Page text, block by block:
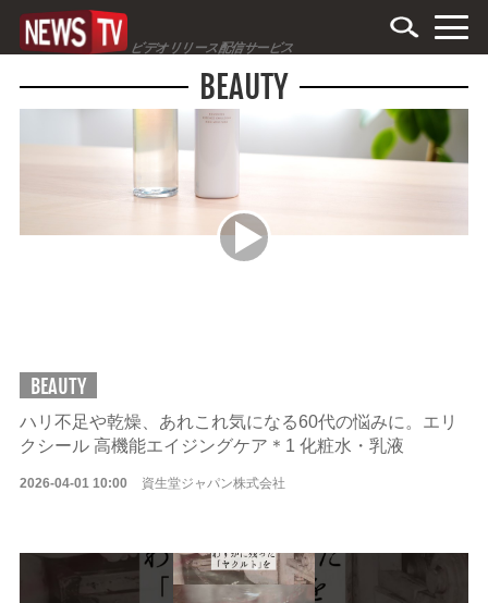
ビデオリリース配信サービス
BEAUTY
BEAUTY
ハリ不足や乾燥、あれこれ気になる60代の悩みに。エリ
クシール 高機能エイジングケア＊1 化粧水・乳液
2026-04-01 10:00 資生堂ジャパン株式会社